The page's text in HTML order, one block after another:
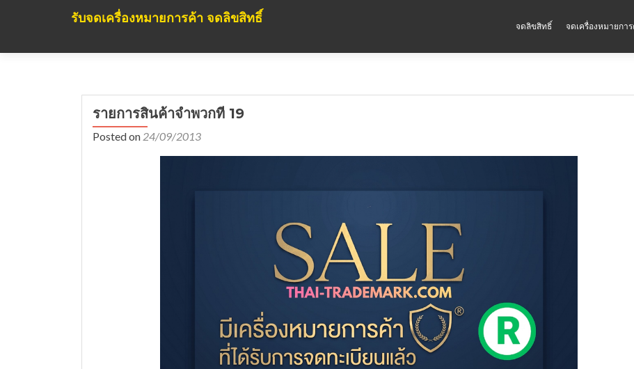
รับจดเครื่องหมายการค้า จดลิขสิทธิ์
จดลิขสิทธิ์ จดเครื่องหมายกา
รายการสินค้าจำพวกที่ 19
Posted on 24/09/2013